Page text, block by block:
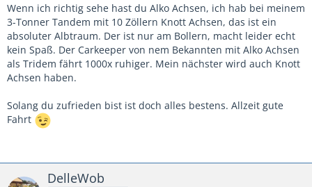
Wenn ich richtig sehe hast du Alko Achsen, ich hab bei meinem
3-Tonner Tandem mit 10 Zöllern Knott Achsen, das ist ein
absoluter Albtraum. Der ist nur am Bollern, macht leider echt
kein Spaß. Der Carkeeper von nem Bekannten mit Alko Achsen
als Tridem fährt 1000x ruhiger. Mein nächster wird auch Knott
Achsen haben.
Solang du zufrieden bist ist doch alles bestens. Allzeit gute
Fahrt
DelleWob